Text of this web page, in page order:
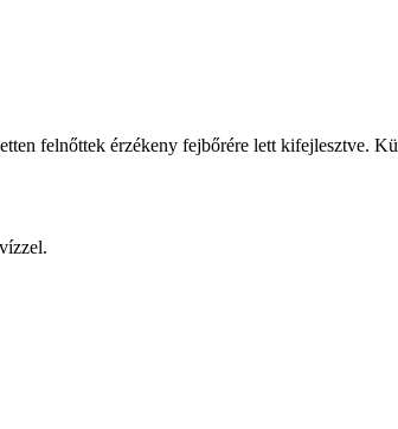
felnőttek érzékeny fejbőrére lett kifejlesztve.